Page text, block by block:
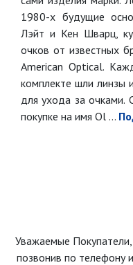
1980-х будущие
Лэйт и Кен Шварц,
очков от известных
American Optical.
комплекте шли линзы
для ухода за очками.
покупке на имя Ol ...
Уважаемые
позвонив по телефону